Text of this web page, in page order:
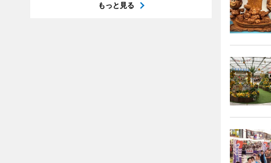
もっと見る